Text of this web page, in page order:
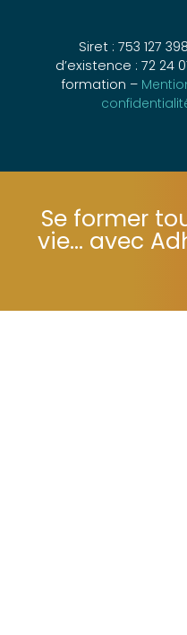
Siret : 753 127
d’existence : 72 24
formation –
Se former
vie... avec